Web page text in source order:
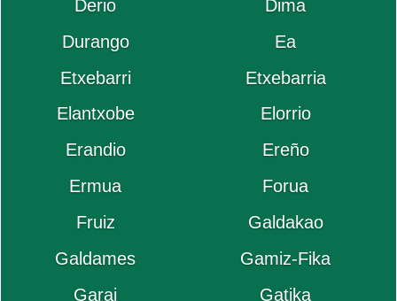
Derio
Dima
Durango
Ea
Etxebarri
Etxebarria
Elantxobe
Elorrio
Erandio
Ereño
Ermua
Forua
Fruiz
Galdakao
Galdames
Gamiz-Fika
Garai
Gatika